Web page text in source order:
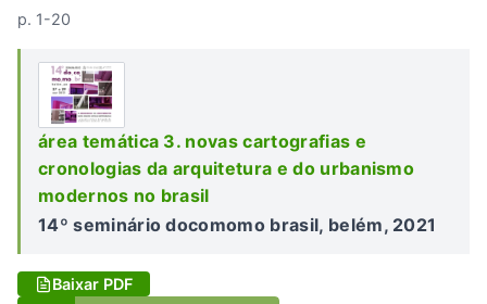
p. 1-20
área temática 3. novas cartografias e
cronologias da arquitetura e do urbanismo
modernos no brasil
14º seminário docomomo brasil, belém, 2021
Baixar PDF